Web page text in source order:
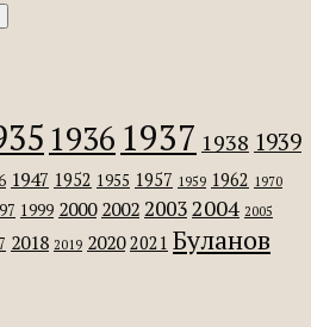
1936 1937 1938 1939
1947 1952 1955 1957 1959 1962 1970
1999 2000 2002 2003 2004 2005
2018 2019 2020 2021 Буланов